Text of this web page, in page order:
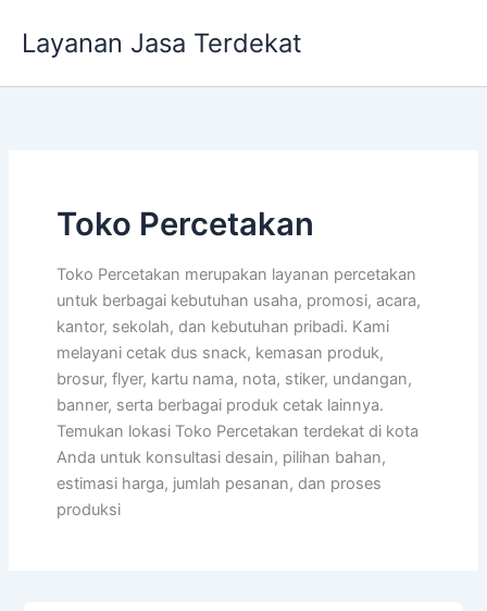
Layanan Jasa Terdekat
Toko Percetakan
Toko Percetakan merupakan layanan percetakan
untuk berbagai kebutuhan usaha, promosi, acara,
kantor, sekolah, dan kebutuhan pribadi. Kami
melayani cetak dus snack, kemasan produk,
brosur, flyer, kartu nama, nota, stiker, undangan,
banner, serta berbagai produk cetak lainnya.
Temukan lokasi Toko Percetakan terdekat di kota
Anda untuk konsultasi desain, pilihan bahan,
estimasi harga, jumlah pesanan, dan proses
produksi